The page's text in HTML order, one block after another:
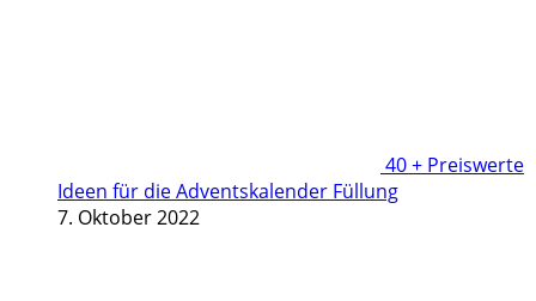
40 + Preiswerte
Ideen für die Adventskalender Füllung
7. Oktober 2022